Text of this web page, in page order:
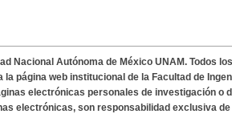
Nacional Autónoma de México UNAM. Todos
la página web institucional de la Facultad de
electrónicas personales de investigación o
electrónicas, son responsabilidad exclusiva